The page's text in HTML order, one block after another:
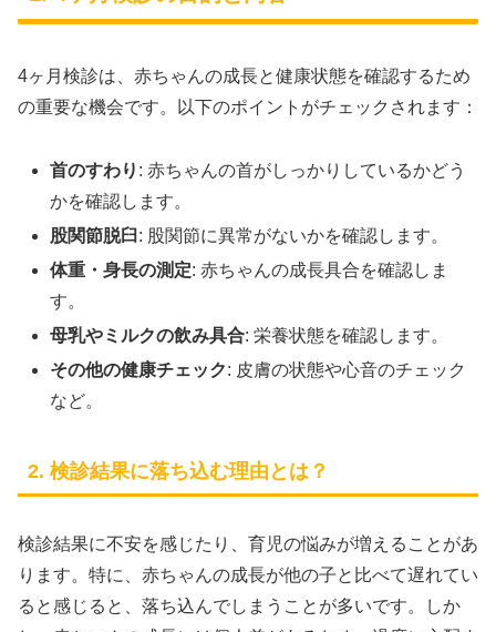
4ヶ月検診は、赤ちゃんの成長と健康状態を確認するため
の重要な機会です。以下のポイントがチェックされます：
首のすわり : 赤ちゃんの首がしっかりしているかどう
かを確認します。
股関節脱臼 : 股関節に異常がないかを確認します。
体重・身長の測定: 赤ちゃんの成長具合を確認しま
す。
母乳やミルクの飲み具合: 栄養状態を確認します。
その他の健康チェック: 皮膚の状態や心音のチェック
など。
2. 検診結果に落ち込む理由とは？
検診結果に不安を感じたり、育児の悩みが増えることがあ
ります。特に、赤ちゃんの成長が他の子と比べて遅れてい
ると感じると、落ち込んでしまうことが多いです。しか